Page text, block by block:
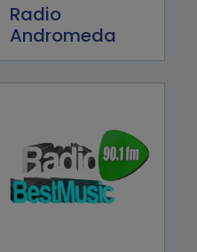
Radio
Andromeda